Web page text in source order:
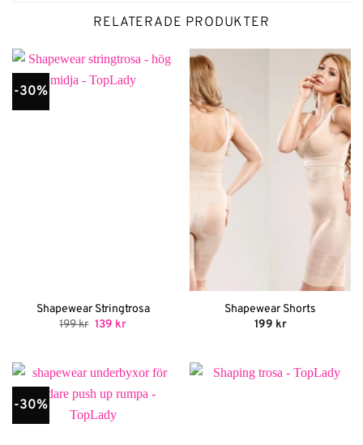
RELATERADE PRODUKTER
-30%
Shapewear Stringtrosa
199kr Det
199 kr.
139 krDet
139 kr.
Shapewear Shorts
199 kr
-30%